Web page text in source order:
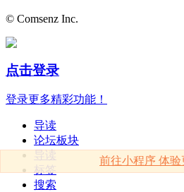
前往小程序 体验
© Comsenz Inc.
点击登录
登录更多精彩功能！
导读
论坛板块
导读
标签
搜索